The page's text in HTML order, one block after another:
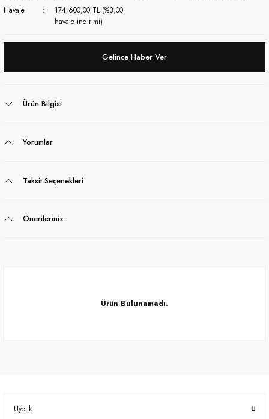
Havale
174.600,00 TL (%3,00
havale indirimi)
Gelince Haber Ver
Ürün Bilgisi
Yorumlar
Taksit Seçenekleri
Önerileriniz
Ürün Bulunamadı.
Üyelik